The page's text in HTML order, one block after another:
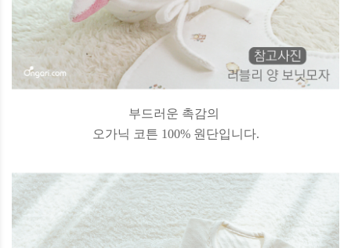
부드러운 촉감의
오가닉 코튼 100% 원단입니다.